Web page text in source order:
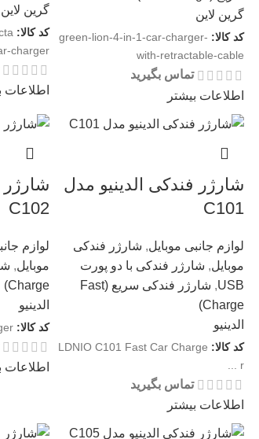
گرین لاین
کد کالا: green-lion-4-in-1-car-charger-
with-retractable-cable
تماس بگیرید
اطلاعات بیشتر
گرین لاین
کد کالا:
charger
اطلاعات
شارژر فندکی الدینیو مدل
C101
لوازم جانبی موبایل, شارژر فندکی
موبایل, شارژر فندکی با دو پورت
USB
,
شارژر فندکی سریع (Fast
Charge)
الدینیو
کد کالا: LDNIO C101 Fast Car Charge
r ...
تماس بگیرید
اطلاعات بیشتر
شارژر
C102
لوازم
موبایل,
Charge)
الدینیو
کد کالا:
اطلاعات